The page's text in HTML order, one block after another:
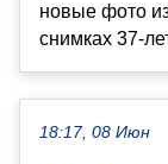
новые фото
снимках 37-
18:17, 08 Июн